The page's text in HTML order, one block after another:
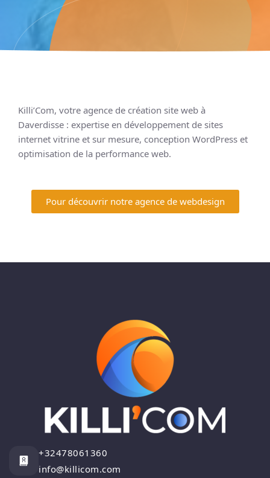
Killi’Com, votre agence de création site web à
Daverdisse : expertise en développement de sites
internet vitrine et sur mesure, conception WordPress et
optimisation de la performance web.
Pour découvrir notre agence de webdesign
+32478061360
info@killicom.com